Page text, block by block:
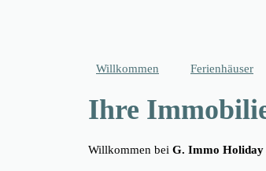
Willkommen Ferienhäuser
Ihre
Willkommen bei G. Immo Holiday